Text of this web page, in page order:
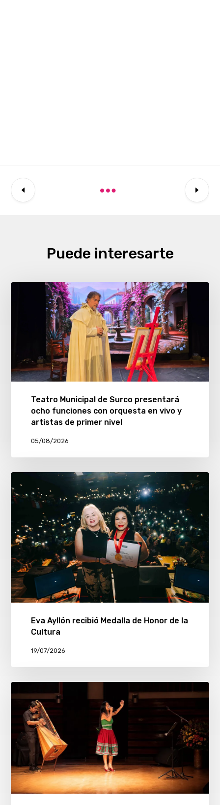
Puede interesarte
Teatro Municipal de Surco presentará
ocho funciones con orquesta en vivo y
artistas de primer nivel
05/08/2026
Eva Ayllón recibió Medalla de Honor de la
Cultura
19/07/2026